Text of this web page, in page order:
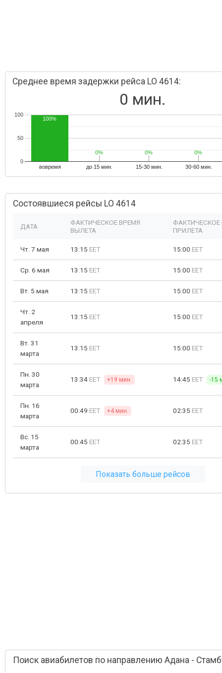
Среднее время задержки рейса LO 4614:
0 мин.
вовремя до 15 мин. 15-30 мин. 30-60 мин.
0
50
100
100%
0%
0% 0%
0% 0%
0%
Состоявшиеся рейсы LO 4614
ДАТА
ФАКТИЧЕСКОЕ ВРЕМЯ
ВЫЛЕТА
ФАКТИЧЕСКОЕ
ПРИЛЕТА
Чт. 7 мая 13:15 EET 15:00 EET
Ср. 6 мая 13:15 EET 15:00 EET
Вт. 5 мая 13:15 EET 15:00 EET
Чт. 2
апреля
13:15 EET 15:00 EET
Вт. 31
марта
13:15 EET 15:00 EET
Пн. 30
марта
13:34 EET +19 мин. 14:45 EET -15
Пн. 16
марта
00:49 EET +4 мин. 02:35 EET
Вс. 15
марта
00:45 EET 02:35 EET
Показать больше рейсов
Поиск авиабилетов по направлению Адана -